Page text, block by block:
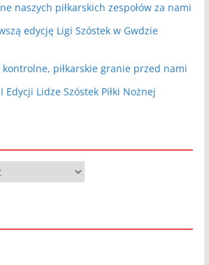
naszych piłkarskich zespołów za nami
edycję Ligi Szóstek w Gwdzie
piłkarskie granie przed nami
Edycji Lidze Szóstek Piłki Nożnej